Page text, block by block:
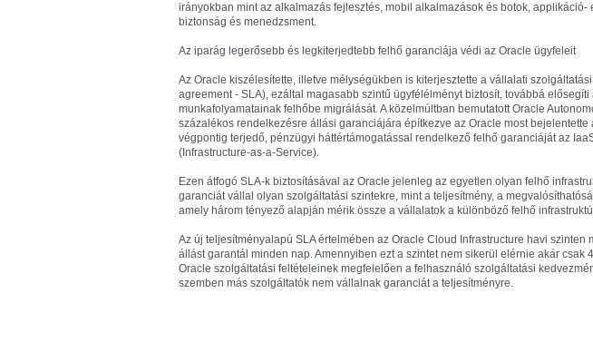
irányokban mint az alkalmazás fejlesztés, mobil alkalmazások és botok, applikáció-
biztonság és menedzsment.
Az iparág legerősebb és legkiterjedtebb felhő garanciája védi az Oracle ügyfeleit
Az Oracle kiszélesítette, illetve mélységükben is kiterjesztette a vállalati
agreement - SLA), ezáltal magasabb szintű ügyfélélményt biztosít, továbbá
munkafolyamatainak felhőbe migrálását. A közelmúltban bemutatott Oracle
százalékos rendelkezésre állási garanciájára építkezve az Oracle most bejelentette
végpontig terjedő, pénzügyi háttértámogatással rendelkező felhő garanciáját az
(Infrastructure-as-a-Service).
Ezen átfogó SLA-k biztosításával az Oracle jelenleg az egyetlen olyan felhő
garanciát vállal olyan szolgáltatási szintekre, mint a teljesítmény, a
amely három tényező alapján mérik össze a vállalatok a különböző felhő
Az új teljesítményalapú SLA értelmében az Oracle Cloud Infrastructure havi szinten
állást garantál minden nap. Amennyiben ezt a szintet nem sikerül elérnie akár csak
Oracle szolgáltatási feltételeinek megfelelően a felhasználó szolgáltatási
szemben más szolgáltatók nem vállalnak garanciát a teljesítményre.